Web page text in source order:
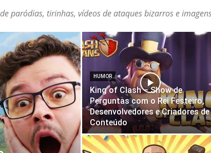
paródias, tirinhas, vídeos de ataques bizarros e
HUMOR
King of Clash – Show de
Perguntas com o Rei Festeiro,
Desenvolvedores e Criadores de
Conteúdo